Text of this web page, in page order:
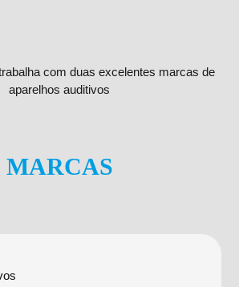
com duas excelentes marcas de
aparelhos auditivos
MARCAS